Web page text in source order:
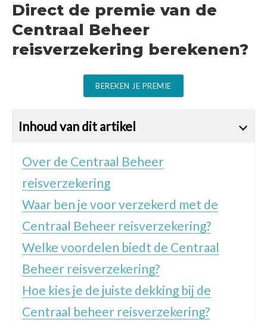
Direct de premie van de
Centraal Beheer
reisverzekering berekenen?
BEREKEN JE PREMIE
Inhoud van dit artikel
Over de Centraal Beheer
reisverzekering
Waar ben je voor verzekerd met de
Centraal Beheer reisverzekering?
Welke voordelen biedt de Centraal
Beheer reisverzekering?
Hoe kies je de juiste dekking bij de
Centraal beheer reisverzekering?